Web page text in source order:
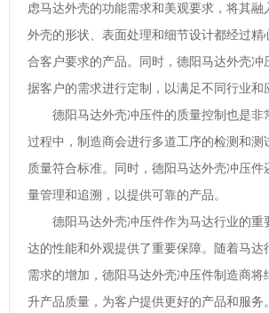
虑马达外壳的功能需求和美观要求，将其融
外壳的形状、表面处理和细节设计都经过精
合客户要求的产品。同时，德阳马达外壳冲
据客户的需求进行定制，以满足不同行业和
德阳马达外壳冲压件的质量控制也是非
过程中，制造商会进行多道工序的检测和测
质量符合标准。同时，德阳马达外壳冲压件
量管理和追溯，以提供可靠的产品。
德阳马达外壳冲压件作为马达行业的重
达的性能和外观提供了重要保障。随着马达
需求的增加，德阳马达外壳冲压件制造商将
升产品质量，为客户提供更好的产品和服务。